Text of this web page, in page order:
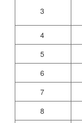
3
4
5
6
7
8